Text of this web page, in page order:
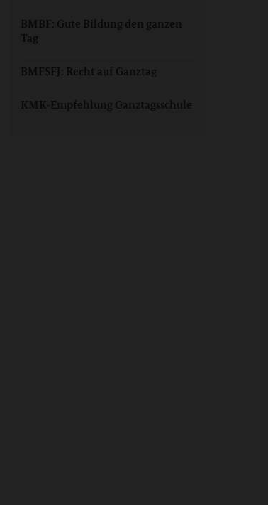
BMBF: Gute Bildung den ganzen
Tag
BMFSFJ: Recht auf Ganztag
KMK-Empfehlung Ganztagsschule